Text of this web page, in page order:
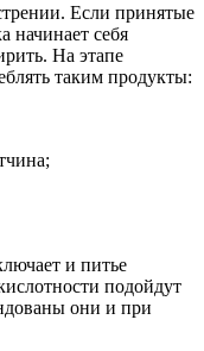
Если принятые
начинает себя
На этапе
таким продукты:
и питье
подойдут
они и при